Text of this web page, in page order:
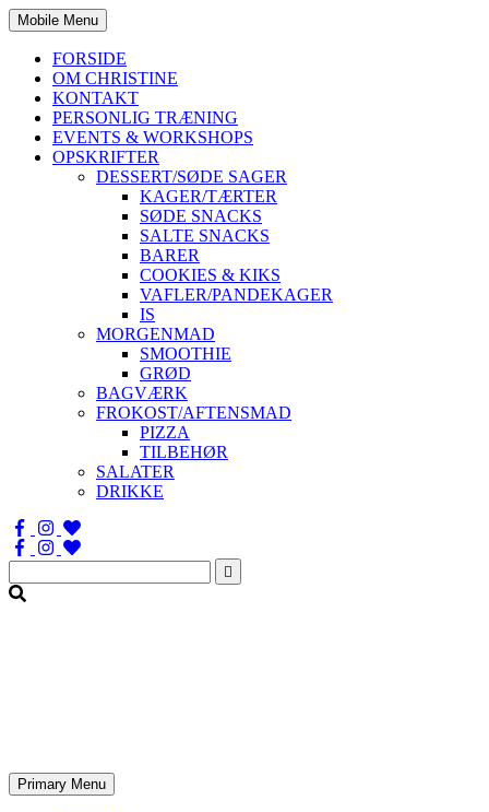
Mobile Menu
FORSIDE
OM CHRISTINE
KONTAKT
PERSONLIG TRÆNING
EVENTS & WORKSHOPS
OPSKRIFTER
DESSERT/SØDE SAGER
KAGER/TÆRTER
SØDE SNACKS
SALTE SNACKS
BARER
COOKIES & KIKS
VAFLER/PANDEKAGER
IS
MORGENMAD
SMOOTHIE
GRØD
BAGVÆRK
FROKOST/AFTENSMAD
PIZZA
TILBEHØR
SALATER
DRIKKE
Søg
efter:
Primary Menu